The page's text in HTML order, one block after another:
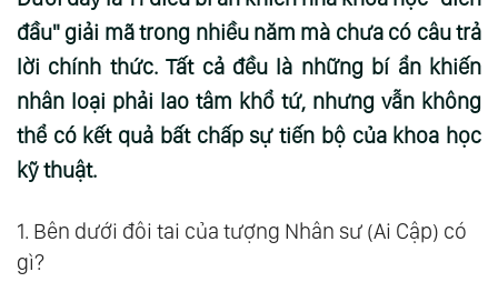
đầu" giải mã trong nhiều năm mà chưa có câu trả
lời chính thức. Tất cả đều là những bí ẩn khiến
nhân loại phải lao tâm khổ tứ, nhưng vẫn không
thể có kết quả bất chấp sự tiến bộ của khoa học
kỹ thuật.
1. Bên dưới đôi tai của tượng Nhân sư (Ai Cập) có
gì?